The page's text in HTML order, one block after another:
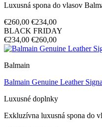
Luxusná spona do vlasov
€260,00 €234,00
BLACK FRIDAY
€234,00 €260,00
Balmain
Balmain Genuine Leather
Luxusné doplnky
Exkluzívna luxusná spona do